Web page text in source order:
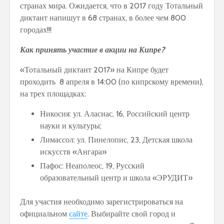
странах мира. Ожидается, что в 2017 году Тотальный
диктант напишут в 68 странах, в более чем 800
городах!!!
Как принять участие в акции на Кипре?
«Тотальный диктант 2017» на Кипре будет
проходить 8 апреля в 14:00 (по кипрскому времени),
на трех площадках:
Никосия: ул. Аласиас, 16, Российский центр
науки и культуры;
Лимассол: ул. Пинелопис, 23, Детская школа
искусств «Ангара»
Пафос: Неаполеос, 19, Русский
образовательный центр и школа «ЭРУДИТ»
Для участия необходимо зарегистрироваться на
официальном сайте. Выбирайте свой город и